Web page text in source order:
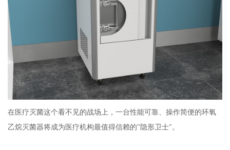
在医疗灭菌这个看不见的战场上，一台性能可靠、操作简便的环氧
乙烷灭菌器将成为医疗机构最值得信赖的"隐形卫士"。